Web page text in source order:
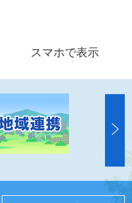
スマホで表示